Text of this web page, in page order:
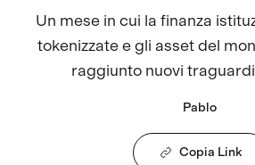
Un mese in cui la finanza
tokenizzate e gli asset del
raggiunto nuovi
Pablo
Copia Link